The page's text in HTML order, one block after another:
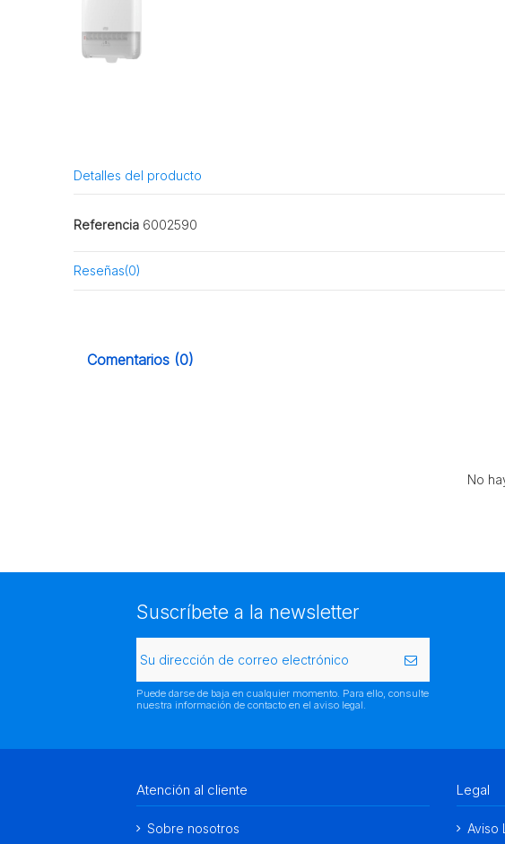
Detalles del producto
Referencia 6002590
Reseñas(0)
Comentarios (0)
No
Suscríbete a la newsletter
Puede darse de baja en cualquier momento. Para ello, consulte
nuestra información de contacto en el aviso legal.
Atención al cliente
Sobre nosotros
Legal
Aviso